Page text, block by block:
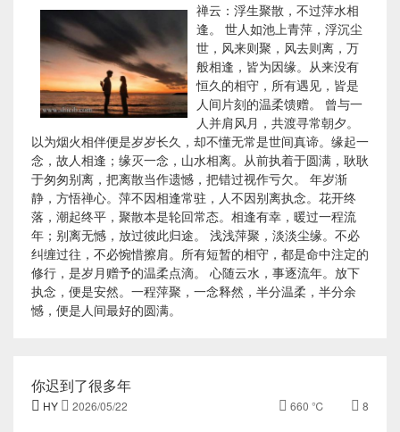
禅云：浮生聚散，不过萍水相
逢。 世人如池上青萍，浮沉尘
世，风来则聚，风去则离，万
般相逢，皆为因缘。从来没有
恒久的相守，所有遇见，皆是
人间片刻的温柔馈赠。 曾与一
人并肩风月，共渡寻常朝夕。
以为烟火相伴便是岁岁长久，却不懂无常是世间真谛。缘起一
念，故人相逢；缘灭一念，山水相离。从前执着于圆满，耿耿
于匆匆别离，把离散当作遗憾，把错过视作亏欠。 年岁渐
静，方悟禅心。萍不因相逢常驻，人不因别离执念。花开终
落，潮起终平，聚散本是轮回常态。相逢有幸，暖过一程流
年；别离无憾，放过彼此归途。 浅浅萍聚，淡淡尘缘。不必
纠缠过往，不必惋惜擦肩。所有短暂的相守，都是命中注定的
修行，是岁月赠予的温柔点滴。 心随云水，事逐流年。放下
执念，便是安然。一程萍聚，一念释然，半分温柔，半分余
憾，便是人间最好的圆满。
你迟到了很多年
 HY  2026/05/22  660 ℃  8